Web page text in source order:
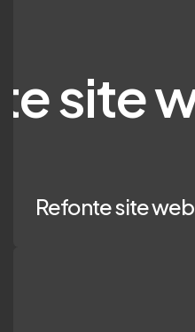
web
Refonte site web